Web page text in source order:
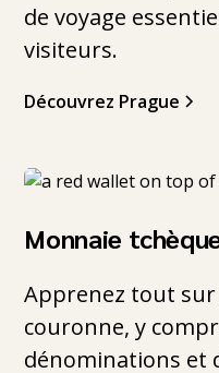
de voyage
visiteurs.
Découvrez Prague
Monnaie
Apprenez tout
couronne, y
dénominations et